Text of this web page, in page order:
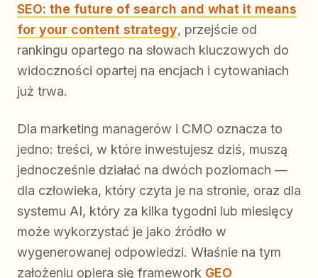
SEO: the future of search and what it means
for your content strategy, przejście od
rankingu opartego na słowach kluczowych do
widoczności opartej na encjach i cytowaniach
już trwa.
Dla marketing managerów i CMO oznacza to
jedno: treści, w które inwestujesz dziś, muszą
jednocześnie działać na dwóch poziomach —
dla człowieka, który czyta je na stronie, oraz dla
systemu AI, który za kilka tygodni lub miesięcy
może wykorzystać je jako źródło w
wygenerowanej odpowiedzi. Właśnie na tym
założeniu opiera się framework GEO